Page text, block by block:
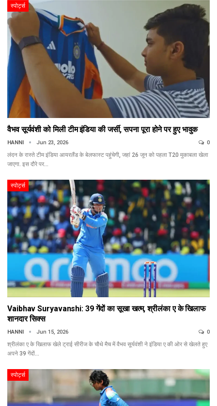
स्पोर्ट्स
वैभव सूर्यवंशी को मिली टीम इंडिया की जर्सी, सपना पूरा होने पर हुए भावुक
HANNI Jun 23, 2026 0
लंदन के रास्ते टीम इंडिया आयरलैंड के बेलफास्ट पहुंचेगी, जहां 26 जून को पहला T20 मुकाबला खेला
जाएगा. इस दौरे पर…
स्पोर्ट्स
Vaibhav Suryavanshi: 39 गेंदों का सूखा खत्म, श्रीलंका ए के खिलाफ
शानदार सिक्स
HANNI Jun 15, 2026 0
श्रीलंका ए के खिलाफ खेले ट्राई सीरीज के चौथे मैच में वैभव सूर्यवंशी ने इंडिया ए की ओर से खेलते हुए
अपने 39 गेंदों…
स्पोर्ट्स